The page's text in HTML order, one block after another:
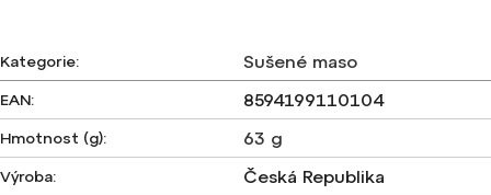
Kategorie: Sušené maso
EAN: 8594199110104
Hmotnost (g): 63 g
Výroba: Česká Republika